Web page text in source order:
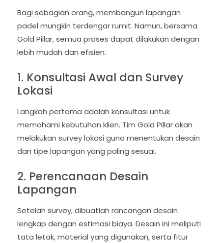
Bagi sebagian orang, membangun lapangan
padel mungkin terdengar rumit. Namun, bersama
Gold Pillar, semua proses dapat dilakukan dengan
lebih mudah dan efisien.
1. Konsultasi Awal dan Survey
Lokasi
Langkah pertama adalah konsultasi untuk
memahami kebutuhan klien. Tim Gold Pillar akan
melakukan survey lokasi guna menentukan desain
dan tipe lapangan yang paling sesuai.
2. Perencanaan Desain
Lapangan
Setelah survey, dibuatlah rancangan desain
lengkap dengan estimasi biaya. Desain ini meliputi
tata letak, material yang digunakan, serta fitur